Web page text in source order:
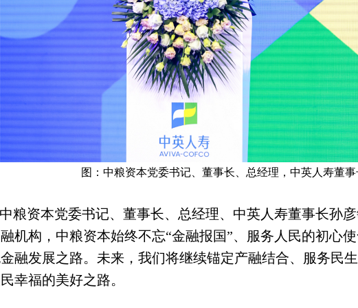
图：中粮资本党委书记、董事长、总经理，中英人寿董
中粮资本党委书记、董事长、总经理、中英人寿董事长孙
机构，中粮资本始终不忘“金融报国”、服务人民的初心
融发展之路。未来，我们将继续锚定产融结合、服务民
幸福的美好之路。